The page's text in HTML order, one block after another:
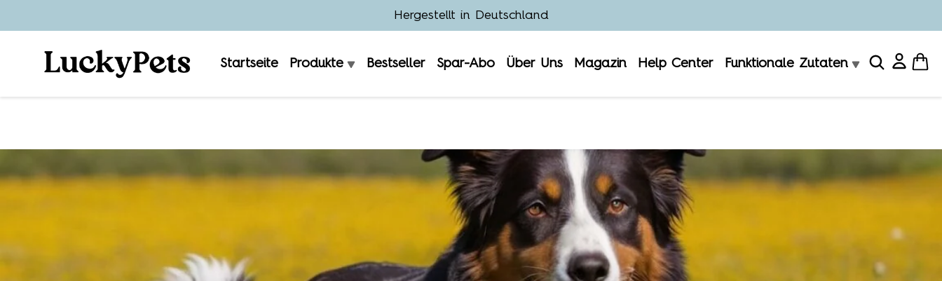
Hergestellt in Deutschland
Startseite Produkte Bestseller Spar-Abo Über Uns Magazin Help Center Funktionale Zutaten